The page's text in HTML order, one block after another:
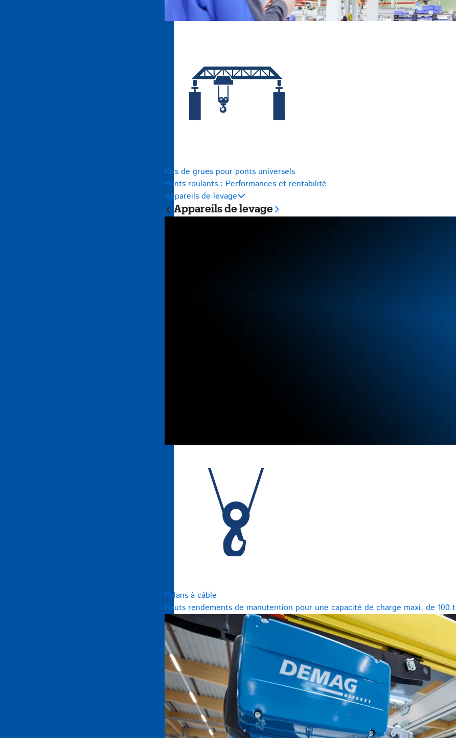
Kits de grues pour ponts universels
Ponts roulants : Performances et rentabilité
Appareils de levage
Appareils de levage
Palans à câble
Hauts rendements de manutention pour une capacité de charge maxi. de 100 t